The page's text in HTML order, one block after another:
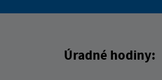
Úradné hodiny: